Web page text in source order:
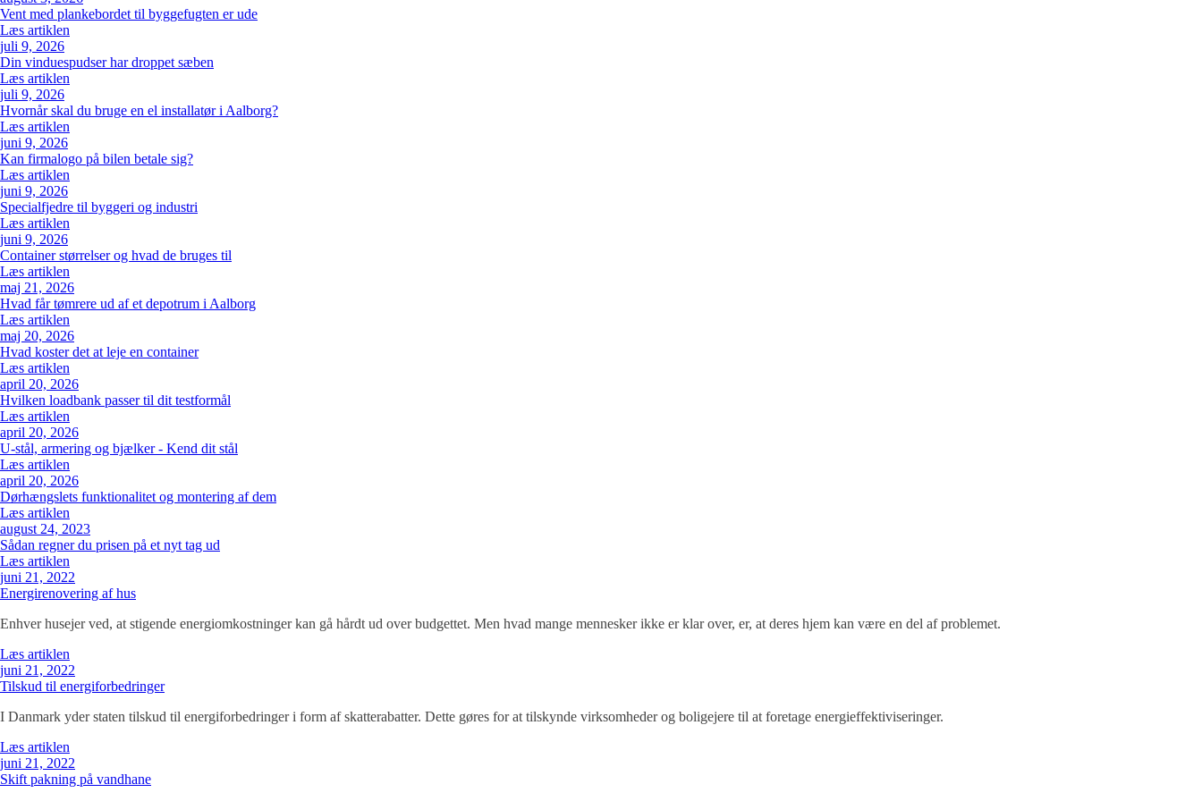
Vent med plankebordet til byggefugten er ude
Læs artiklen
juli 9, 2026
Din vinduespudser har droppet sæben
Læs artiklen
juli 9, 2026
Hvornår skal du bruge en el installatør i Aalborg?
Læs artiklen
juni 9, 2026
Kan firmalogo på bilen betale sig?
Læs artiklen
juni 9, 2026
Specialfjedre til byggeri og industri
Læs artiklen
juni 9, 2026
Container størrelser og hvad de bruges til
Læs artiklen
maj 21, 2026
Hvad får tømrere ud af et depotrum i Aalborg
Læs artiklen
maj 20, 2026
Hvad koster det at leje en container
Læs artiklen
april 20, 2026
Hvilken loadbank passer til dit testformål
Læs artiklen
april 20, 2026
U-stål, armering og bjælker - Kend dit stål
Læs artiklen
april 20, 2026
Dørhængslets funktionalitet og montering af dem
Læs artiklen
august 24, 2023
Sådan regner du prisen på et nyt tag ud
Læs artiklen
juni 21, 2022
Energirenovering af hus
Enhver husejer ved, at stigende energiomkostninger kan gå hårdt ud over budgettet. Men hvad mange mennesker ikke er klar over, er, at deres hjem kan være en del af problemet.
Læs artiklen
juni 21, 2022
Tilskud til energiforbedringer
I Danmark yder staten tilskud til energiforbedringer i form af skatterabatter. Dette gøres for at tilskynde virksomheder og boligejere til at foretage energieffektiviseringer.
Læs artiklen
juni 21, 2022
Skift pakning på vandhane